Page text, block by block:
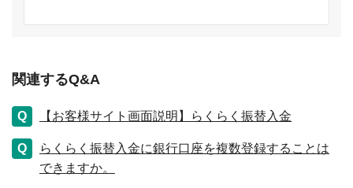
関連するQ&A
【お客様サイト画面説明】らくらく振替入金
らくらく振替入金に銀行口座を複数登録することは
できますか。